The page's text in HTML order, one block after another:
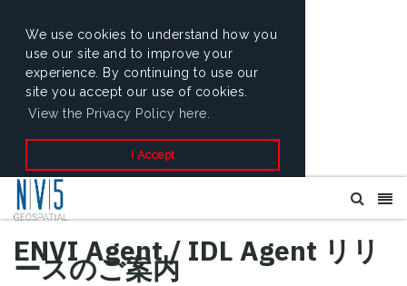
We use cookies to understand how you
use our site and to improve your
experience. By continuing to use our
site you accept our use of cookies.
View the Privacy Policy here.
I Accept
ENVI Agent / IDL Agent リリ
ースのご案内